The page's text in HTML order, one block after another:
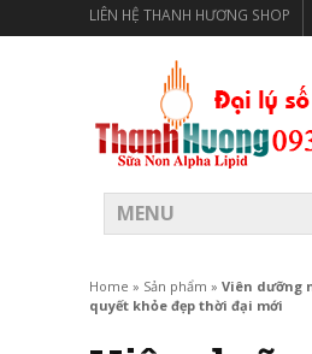
LIÊN HỆ THANH HƯƠNG SHOP
CHO SỨC KHỎE
MENU
Home » Sản phẩm » Viên dưỡng
quyết khỏe đẹp thời đại mới